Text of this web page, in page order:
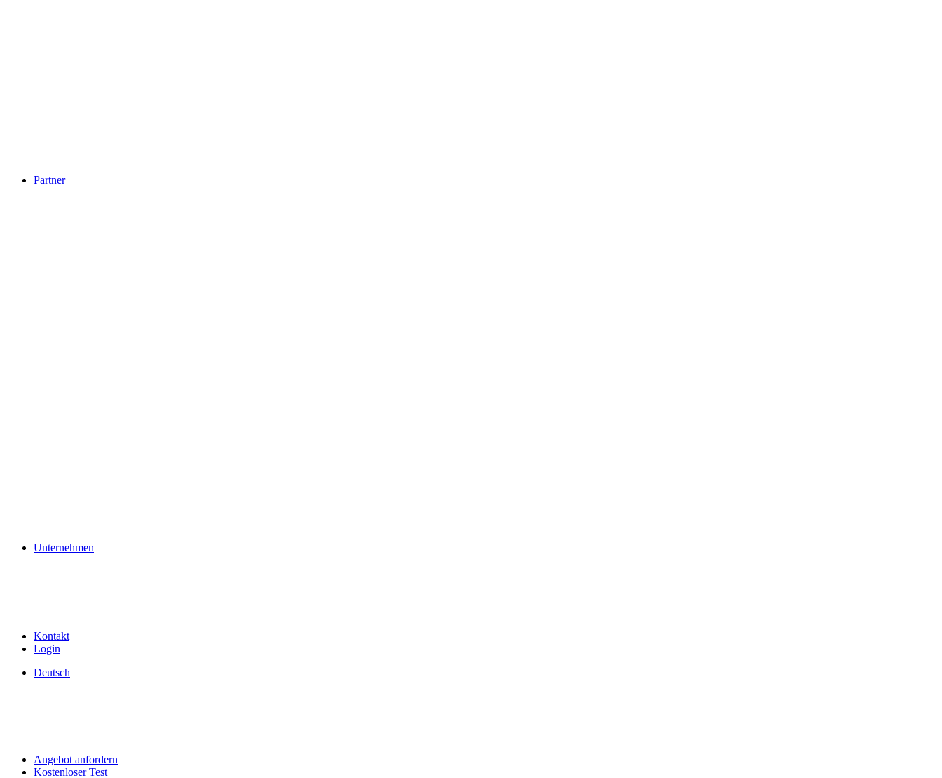
Partner
Unternehmen
Kontakt
Login
Deutsch
Angebot anfordern
Kostenloser Test